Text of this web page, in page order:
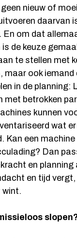
nieuw of
daarvan
En om dat
is de keuze
te stellen met
maar ook iemand
in de planning:
met betrokken
kunnen
wat
Kan een
Dan
en planning
en tijd
wint.